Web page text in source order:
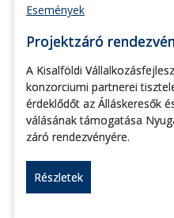
Események
Projektzáró
A Kisalföldi
konzorciumi partnerei
érdeklődőt az Álláskeresők
válásának támogatása
záró rendezvényére.
Részletek